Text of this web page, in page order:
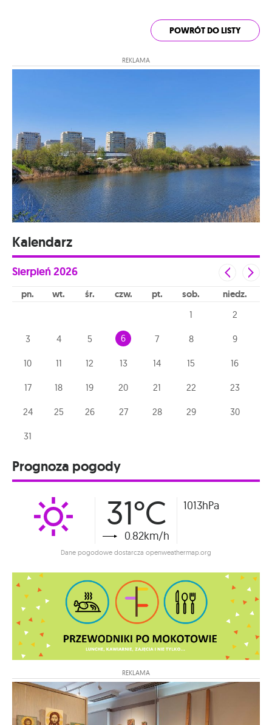
POWRÓT DO LISTY
REKLAMA
Kalendarz
Sierpień2026
pn wt śr czw pt sob niedz
1 2
3 4 5 6 7 8 9
10 11 12 13 14 15 16
17 18 19 20 21 22 23
24 25 26 27 28 29 30
31
Prognoza pogody
31°C
0.82km/h
1013hPa
Dane pogodowe dostarcza openweathermap.org
REKLAMA